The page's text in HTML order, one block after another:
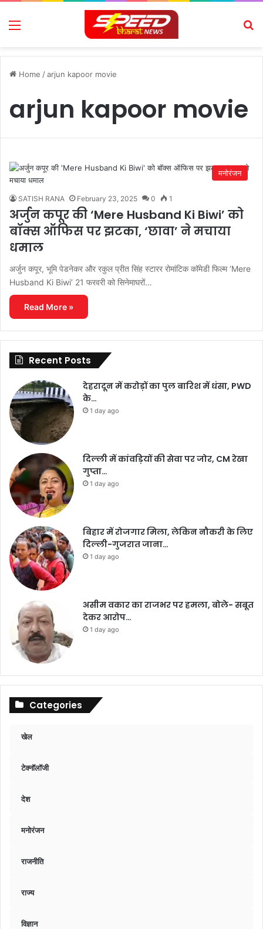
Menu
Home /arjun kapoor movie
arjun kapoor movie
मनोरंजन
SATISH RANA February 23, 2025 0 1
अर्जुन कपूर की ‘Mere Husband Ki Biwi’ को
बॉक्स ऑफिस पर झटका, ‘छावा’ ने मचाया
धमाल
अर्जुन कपूर, भूमि पेडनेकर और रकुल प्रीत सिंह स्टारर रोमांटिक कॉमेडी फिल्म ‘Mere
Husband Ki Biwi’ 21 फरवरी को सिनेमाघरों…
Read More »
Recent Posts
देहरादून में करोड़ों का पुल बारिश में धंसा, PWD
के…
1 day ago
दिल्ली में कांवड़ियों की सेवा पर जोर, CM रेखा
गुप्ता…
1 day ago
बिहार में रोजगार मिला, लेकिन नौकरी के लिए
दिल्ली-गुजरात जाना…
1 day ago
असीम वकार का राजभर पर हमला, बोले- सबूत
देकर आरोप…
1 day ago
Categories
खेल
टेक्नॉलॉजी
देश
मनोरंजन
राजनीति
राज्य
विज्ञान